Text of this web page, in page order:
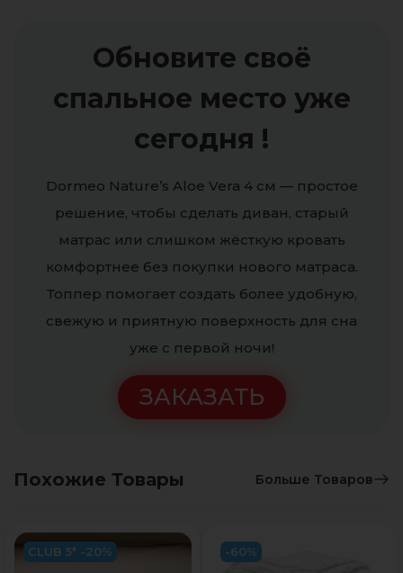
Обновите своё
спальное место уже
сегодня !
Dormeo Nature’s Aloe Vera 4 см — простое
решение, чтобы сделать диван, старый
матрас или слишком жёсткую кровать
комфортнее без покупки нового матраса.
Топпер помогает создать более удобную,
свежую и приятную поверхность для сна
уже с первой ночи!
ЗАКАЗАТЬ
Похожие Товары Больше Товаров
CLUB 5* -20% -60%